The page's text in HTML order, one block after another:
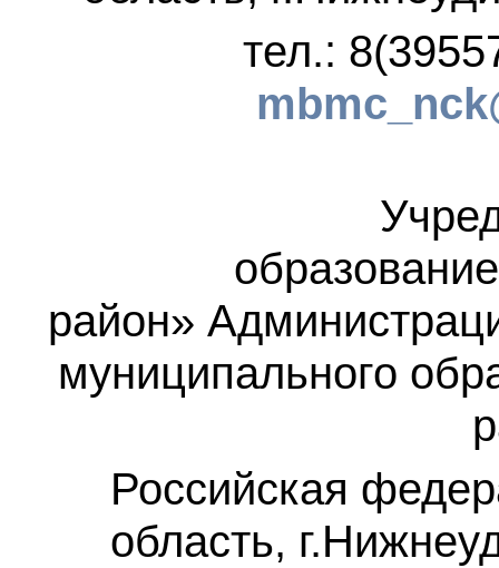
тел.:
район»
муниципального
Российская
область,